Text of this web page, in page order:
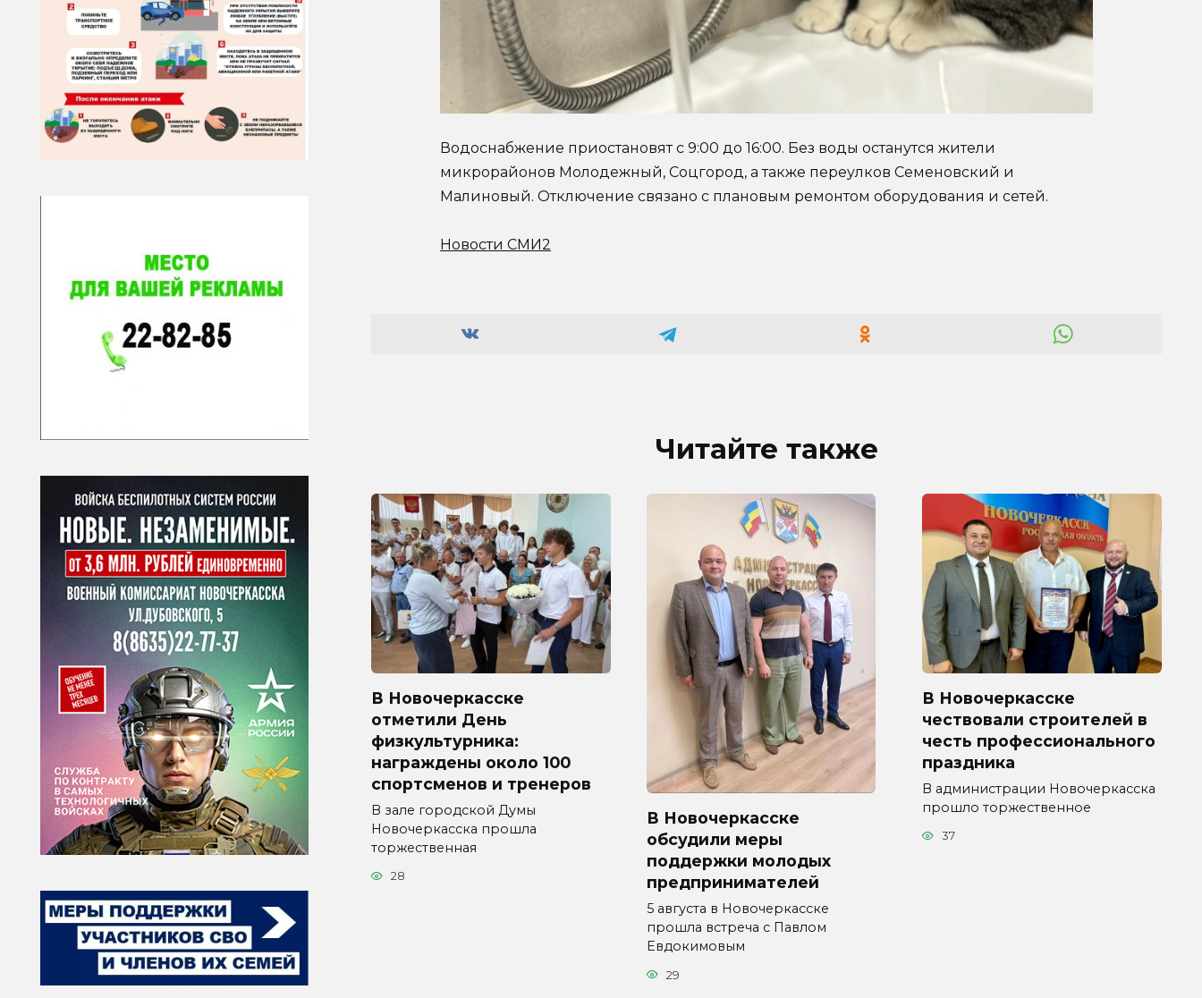
Водоснабжение приостановят с 9:00 до 16:00. Без воды останутся жители
микрорайонов Молодежный, Соцгород, а также переулков Семеновский и
Малиновый. Отключение связано с плановым ремонтом оборудования и сетей.
Новости СМИ2
Читайте также
В Новочеркасске
отметили День
физкультурника:
награждены около 100
спортсменов и тренеров
В зале городской Думы
Новочеркасска прошла
торжественная
28
В Новочеркасске
обсудили меры
поддержки молодых
предпринимателей
5 августа в Новочеркасске
прошла встреча с Павлом
Евдокимовым
29
В Новочеркасске
чествовали строителей в
честь профессионального
праздника
В администрации Новочеркасска
прошло торжественное
37